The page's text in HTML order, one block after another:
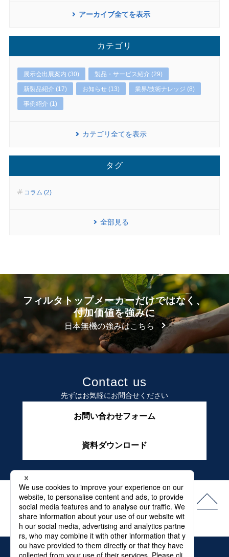
アーカイブ全てを表示
カテゴリ
展示会出展案内 (30) 製品・サービス紹介 (29)
新製品紹介 (17) お知らせ (13) 業界/技術ナレッジ (8)
事例紹介 (1)
カテゴリ全てを表示
タグ
コラム (2)
全部見る
フィルタトップメーカーだけではなく、
付加価値を強みに
日本無機の強みはこちら
Contact us
先ずはお気軽にお問合せください
お問い合わせフォーム
資料ダウンロード
よくある質問 最新情報